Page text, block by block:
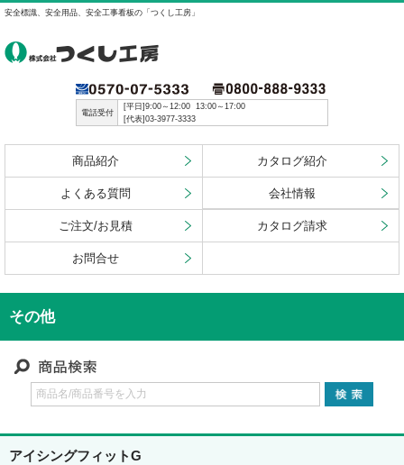
安全標識、安全用品、安全工事看板の「つくし工房」
電話受付
[平日]9:00～12:00 13:00～17:00
[代表]03-3977-3333
商品紹介 カタログ紹介
よくある質問 会社情報
ご注文/お見積 カタログ請求
お問合せ
その他
アイシングフィットG